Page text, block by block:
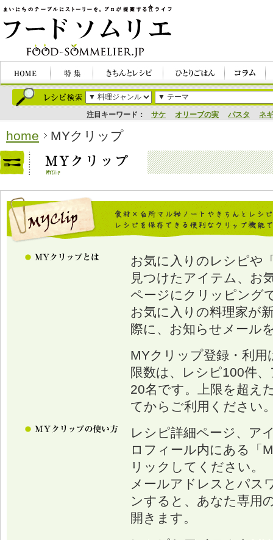
注目キーワード： サケ オリーブの実 パスタ ネギ
home MYクリップ
お気に入りのレシピや
見つけたアイテム、お
ページにクリッピング
お気に入りの料理家が
際に、お知らせメール
MYクリップ登録・利
限数は、レシピ100件
20名です。上限を超え
てからご利用ください
レシピ詳細ページ、ア
ロフィール内にある「
リックしてください。
メールアドレスとパス
ンすると、あなた専用
開きます。